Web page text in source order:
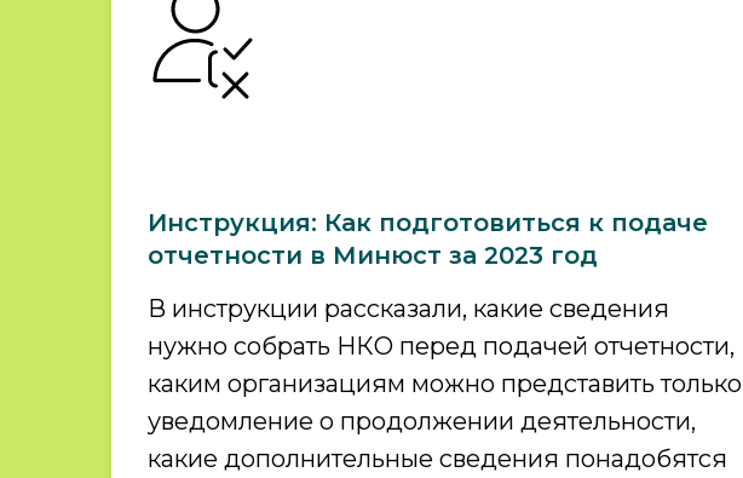
Инструкция: Как подготовиться к подаче
отчетности в Минюст за 2023 год
В инструкции рассказали, какие сведения
нужно собрать НКО перед подачей отчетности,
каким организациям можно представить только
уведомление о продолжении деятельности,
какие дополнительные сведения понадобятся